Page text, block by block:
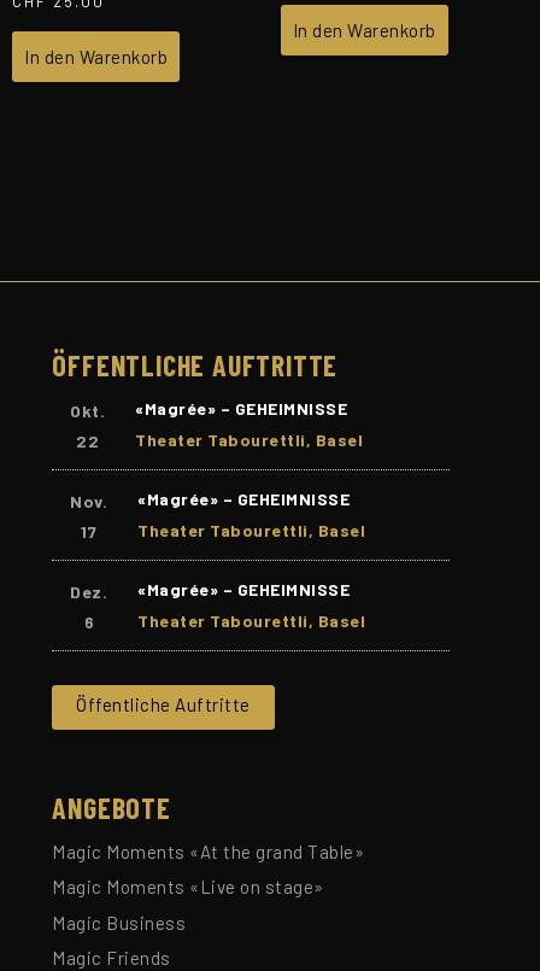
In den Warenkorb
In den Warenkorb
ÖFFENTLICHE AUFTRITTE
Okt.
22
«Magrée» – GEHEIMNISSE
Theater Tabourettli, Basel
Nov.
17
«Magrée» – GEHEIMNISSE
Theater Tabourettli, Basel
Dez.
6
«Magrée» – GEHEIMNISSE
Theater Tabourettli, Basel
Öffentliche Auftritte
ANGEBOTE
Magic Moments «At the grand Table»
Magic Moments «Live on stage»
Magic Business
Magic Friends